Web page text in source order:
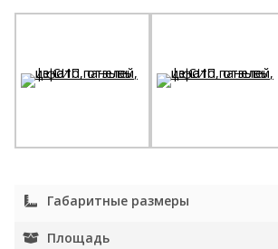
Габаритные размеры
Площадь